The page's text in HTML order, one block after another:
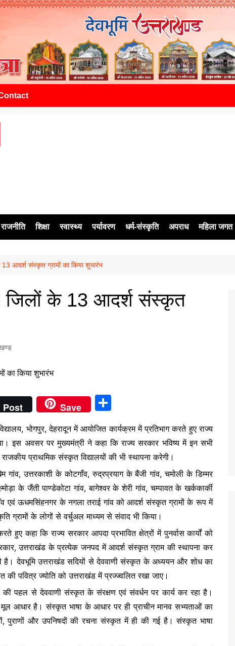
राजनीति शिक्षा स्वास्थ्य पर्यावरण धर्म-संस्कृति अपराध महिला जगत
आदर्श संस्कृत ग्रामों का किया शुभारंभ
जिलों के 13 आदर्श संस्कृत
Post Save
h
ar
e
भोगपुर, देहरादून में आयोजित कार्यक्रम में प्रतिभाग करते हुए राज्य
इस अवसर पर मुख्यमंत्री ने कहा कि राज्य सरकार भविष्य में इन सभी
प्राथमिक संस्कृत विद्यालयों की भी स्थापना करेगी।
गांव, उत्तरकाशी के कोटगाँव, रुद्रप्रयाग के बैंजी गांव, चमोली के डिम्मर
के जैंती पाण्डेकोटा गांव, बागेश्वर के शेरी गांव, चम्पावत के खर्ककार्की
एवं ऊधमसिंहनगर के नगला तराई गांव को आदर्श संस्कृत ग्रामों के रूप में
ग्रामों के लोगों से वर्चुअल माध्यम से संवाद भी किया।
कहा कि राज्य सरकार आपदा प्रभावित क्षेत्रों में पुनर्वास कार्यों को
उत्तराखंड के प्रत्येक जनपद में आदर्श संस्कृत ग्राम की स्थापना कर
देवभूमि उत्तराखंड सदियों से देववाणी संस्कृत के अध्ययन और शोध का
पवित्र ज्योति को उत्तराखंड में प्रज्ज्वलित रखा जाए।
पहल से देववाणी संस्कृत के संरक्षण एवं संवर्धन पर कार्य कर रहा है।
मूल आधार है। संस्कृत भाषा के आधार पर ही प्राचीन मानव सभ्यताओं का
और उपनिषदों की रचना संस्कृत में ही की गई है। संस्कृत भाषा